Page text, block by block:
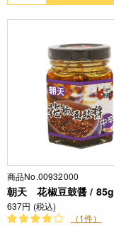
商品No.00932000
朝天 花椒豆鼓醤 / 85g
637円 (税込)
（1件）